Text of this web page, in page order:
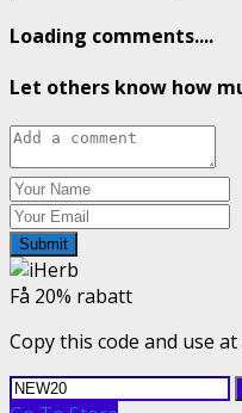
Loading comments....
Let others know how
Submit
Få 20% rabatt
Copy this code and use